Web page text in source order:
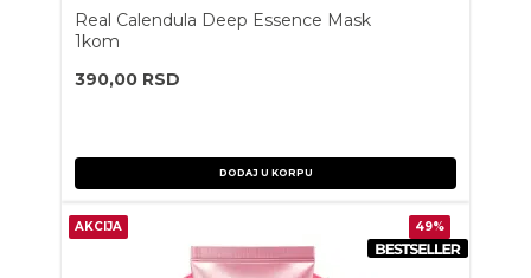
Real Calendula Deep Essence Mask
1kom
390,00 RSD
DODAJ U KORPU
AKCIJA 49%